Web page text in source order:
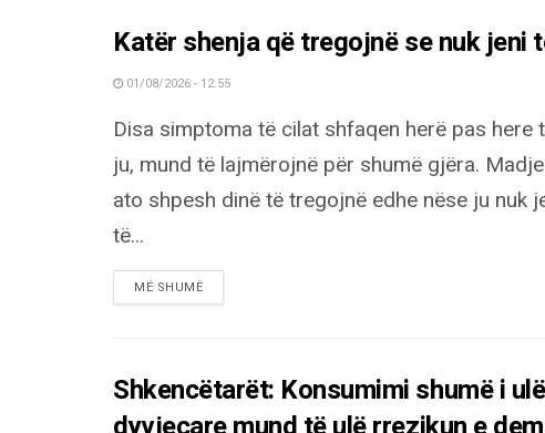
Katër shenja që tregojnë se nuk jeni
01/08/2026 - 12:55
Disa simptoma të cilat shfaqen herë pas here
ju, mund të lajmërojnë për shumë gjëra. Madje
ato shpesh dinë të tregojnë edhe nëse ju nuk
të...
MË SHUMËDETAILS
Shkencëtarët: Konsumimi shumë i